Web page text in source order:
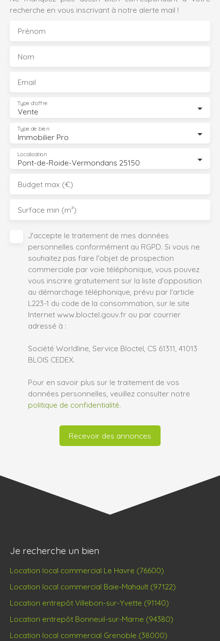
recherche en vous inscrivant à notre alerte mail !
Prénom
Nom
Email
Vente
Type d'offre
Immobilier Pro
Type de bien
Pont-de-Roide-Vermondans 25150
Localisation
Budget max (€)
Surface min (m²)
J'accepte le traitement de mes données
personnelles conformément au RGPD. Si vous ne
souhaitez pas faire l'objet de prospection
commerciale par voie téléphonique, vous pouvez
vous inscrire gratuitement sur la liste d'opposition
au démarchage téléphonique, prévu par l'article
L223-1 du code de la consommation, sur le site
Internet www.bloctel.gouv.fr ou par courrier
adressé à :
Société Worldline, Service Bloctel, CS 61311, 41013
BLOIS CEDEX.
Pour en savoir plus sur le traitement de vos
données personnelles, veuillez consulter notre
politique de confidentialité.
Recevoir des annonces
Je recherche un bien
Location local commercial Le Havre (76600)
Location local commercial Baie-Mahault (97122)
Location entrepôt Villebon-sur-Yvette (91140)
Location entrepôt Bonneuil-sur-Marne (94380)
Location local commercial Grenoble (38000)